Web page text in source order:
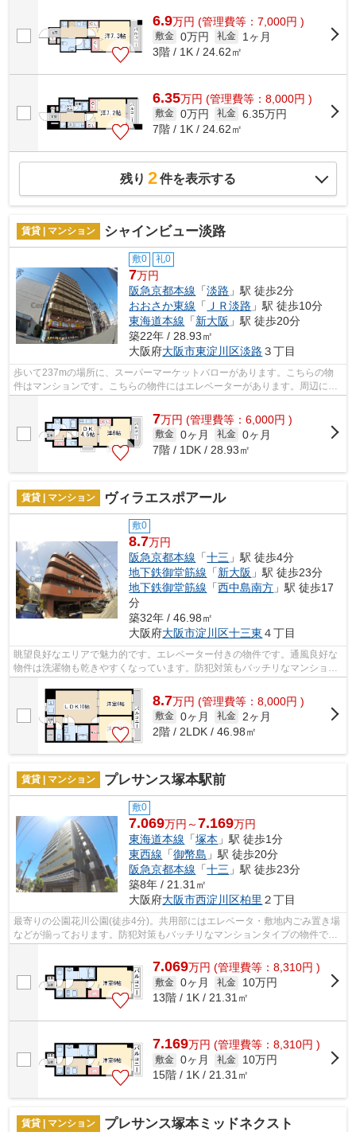
6.9万円 (管理費等：7,000円 )
敷金 0万円 礼金
1ヶ月
3階 / 1K / 24.62㎡
6.35万円 (管理費等：8,000円 )
敷金 0万円 礼金 6.35万円
7階 / 1K / 24.62㎡
残り 2件を表示する
賃貸 | マンション シャインビュー淡路
敷0 礼0
7万円
阪急京都本線 「淡路 」駅 徒歩2分
おおさか東線 「 ＪＲ淡路 」駅 徒歩10分
東海道本線 「新大阪 」駅 徒歩20分
築22年 / 28.93㎡
大阪府大阪市東淀川区淡路 ３丁目
歩いて237mの場所に、スーパーマーケットバローがあります。こちらの物
件はマンションです。こちらの物件にはエレベーターがあります。周辺に2
7万円 (管理費等：6,000円 )
敷金 0ヶ月 礼金 0ヶ月
7階 / 1DK / 28.93㎡
賃貸 | マンション ヴィラエスポアール
敷0
8.7万円
阪急京都本線 「十三 」駅 徒歩4分
地下鉄御堂筋線 「新大阪 」駅 徒歩23分
地下鉄御堂筋線 「西中島南方 」駅 徒歩17
分
築32年 / 46.98㎡
大阪府大阪市淀川区十三東 ４丁目
眺望良好なエリアで魅力的です。エレベーター付きの物件です。通風良好な
物件は洗濯物も乾きやすくなっています。防犯対策もバッチリなマンション
8.7万円 (管理費等：8,000円 )
敷金 0ヶ月 礼金
2ヶ月
2階 / 2LDK / 46.98㎡
賃貸 | マンション プレサンス塚本駅前
敷0
7.069万円～7.169万円
東海道本線 「塚本 」駅 徒歩1分
東西線 「御幣島 」駅 徒歩20分
阪急京都本線 「十三 」駅 徒歩23分
築8年 / 21.31㎡
大阪府大阪市西淀川区柏里 ２丁目
最寄りの公園花川公園(徒歩4分)。共用部にはエレベータ・敷地内ごみ置き場
などが揃っております。防犯対策もバッチリなマンションタイプの物件で
す。2駅利用できる場所にあるので利便...
7.069万円 (管理費等：8,310円 )
敷金 0ヶ月 礼金
10万円
13階 / 1K / 21.31㎡
7.169万円 (管理費等：8,310円 )
敷金 0ヶ月 礼金
10万円
15階 / 1K / 21.31㎡
賃貸 | マンション プレサンス塚本ミッドネクスト